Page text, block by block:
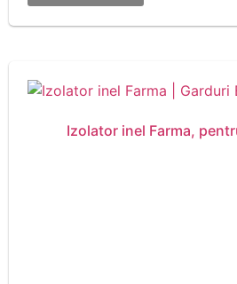
Izolator inel Farma,